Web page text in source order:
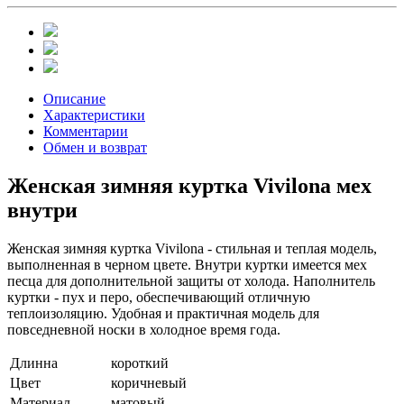
Описание
Характеристики
Комментарии
Обмен и возврат
Женская зимняя куртка Vivilona мех
внутри
Женская зимняя куртка Vivilona - стильная и теплая модель,
выполненная в черном цвете. Внутри куртки имеется мех
песца для дополнительной защиты от холода. Наполнитель
куртки - пух и перо, обеспечивающий отличную
теплоизоляцию. Удобная и практичная модель для
повседневной носки в холодное время года.
Длинна
короткий
Цвет
коричневый